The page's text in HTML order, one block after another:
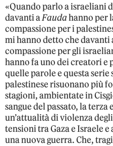
«Quando parlo a israeliani
davanti aFaudahanno per
compassione per i
mi hanno detto che davanti
compassione per gli
hanno fa uno dei creatori e
quelle parole e questa
palestinese risuonano più
stagioni, ambientate in
sangue del passato, la terza
un’attualità di violenza
tensioni tra Gaza e Israele
una nuova guerra. Che,